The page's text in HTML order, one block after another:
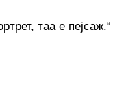
таа е пејсаж.“